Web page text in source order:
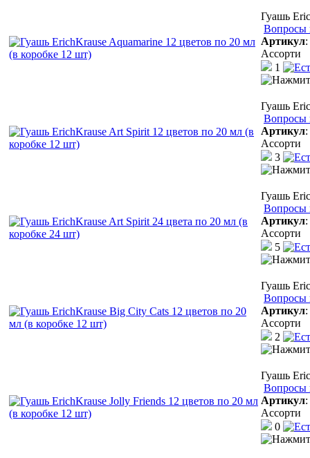
Гуашь
Вопросы
Артикул:
Ассорти
1
Гуашь
Вопросы
Артикул:
Ассорти
3
Гуашь
Вопросы
Артикул:
Ассорти
5
Гуашь
Вопросы
Артикул:
Ассорти
2
Гуашь
Вопросы
Артикул:
Ассорти
0